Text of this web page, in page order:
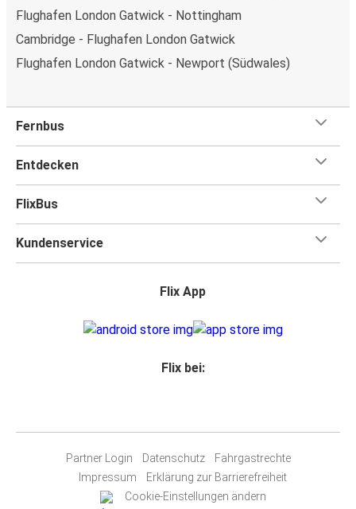
Flughafen London Gatwick - Nottingham
Cambridge - Flughafen London Gatwick
Flughafen London Gatwick - Newport (Südwales)
Fernbus
Entdecken
FlixBus
Kundenservice
Flix App
Flix bei:
Partner Login Datenschutz
Fahrgastrechte
Impressum
Erklärung zur Barrierefreiheit
Cookie-Einstellungen ändern